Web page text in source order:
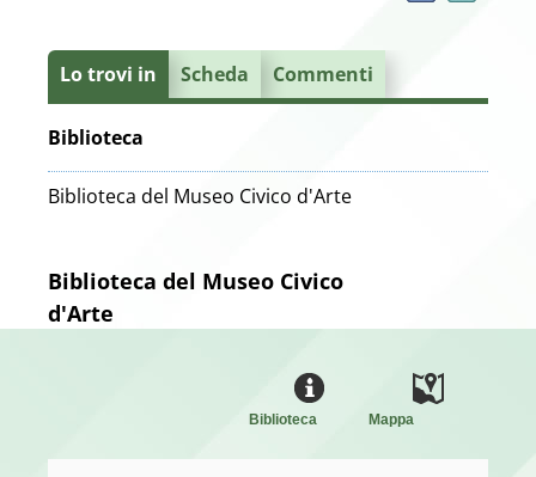
Lo trovi in Scheda Commenti
Biblioteca
Biblioteca del Museo Civico d'Arte
Biblioteca del Museo Civico
d'Arte
Mappa
Biblioteca